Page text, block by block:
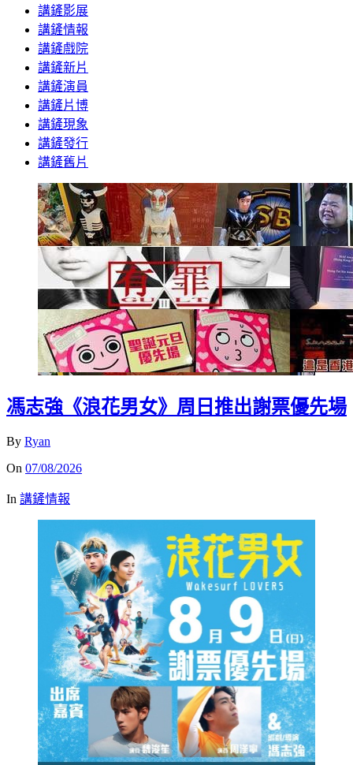
講鏟影展
講鏟情報
講鏟戲院
講鏟新片
講鏟演員
講鏟片博
講鏟現象
講鏟發行
講鏟舊片
馮志強《浪花男女》周日推出謝票優先場
By Ryan
On 07/08/2026
In 講鏟情報